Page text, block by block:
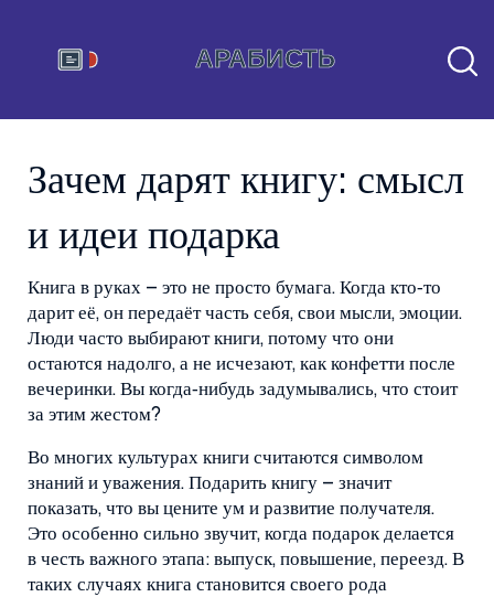
Зачем дарят книгу: смысл
и идеи подарка
Книга в руках – это не просто бумага. Когда кто‑то
дарит её, он передаёт часть себя, свои мысли, эмоции.
Люди часто выбирают книги, потому что они
остаются надолго, а не исчезают, как конфетти после
вечеринки. Вы когда‑нибудь задумывались, что стоит
за этим жестом?
Во многих культурах книги считаются символом
знаний и уважения. Подарить книгу – значит
показать, что вы цените ум и развитие получателя.
Это особенно сильно звучит, когда подарок делается
в честь важного этапа: выпуск, повышение, переезд. В
таких случаях книга становится своего рода